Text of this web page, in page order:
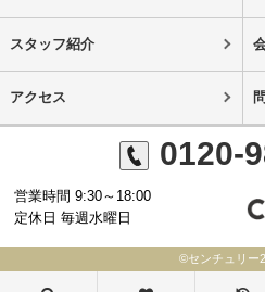
スタッフ紹介
アクセス
0120-
営業時間 9:30～18:00
定休日 毎週水曜日
©センチュリー